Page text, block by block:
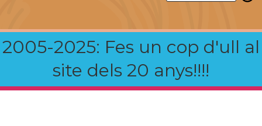
2005-2025: Fes un cop d'ull al
site dels 20 anys!!!!